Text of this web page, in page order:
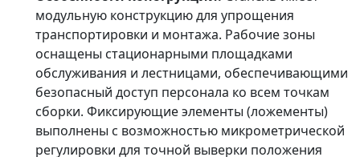
модульную конструкцию для упрощения
транспортировки и монтажа. Рабочие зоны
оснащены стационарными площадками
обслуживания и лестницами, обеспечивающими
безопасный доступ персонала ко всем точкам
сборки. Фиксирующие элементы (ложементы)
выполнены с возможностью микрометрической
регулировки для точной выверки положения